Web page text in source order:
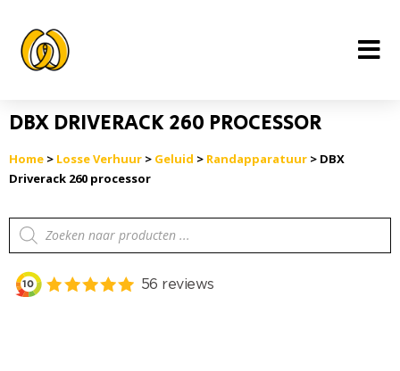
inhoud
DBX DRIVERACK 260 PROCESSOR
Home > Losse Verhuur > Geluid > Randapparatuur > DBX
Driverack 260 processor
Producten
zoeken